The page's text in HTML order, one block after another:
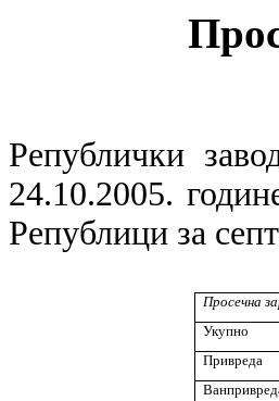
Републички
24.10.2005.
Републици за
Просечна
Укупно
Привреда